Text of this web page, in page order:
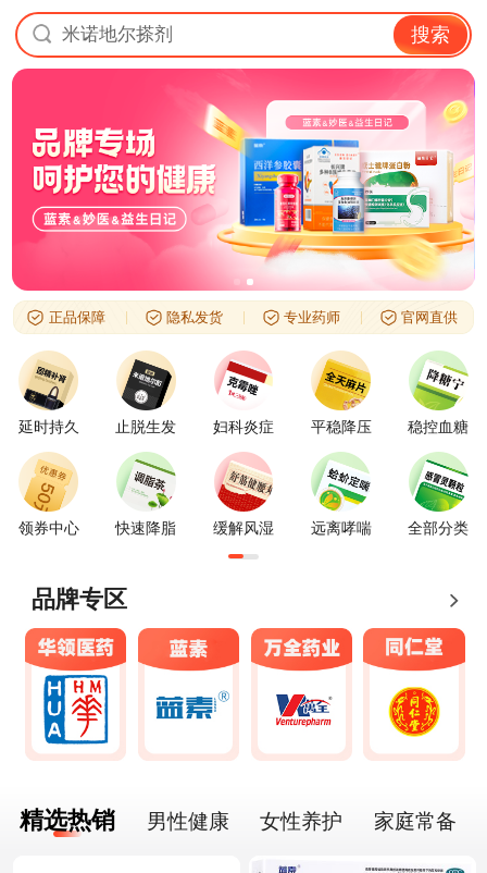
米诺地尔搽剂 搜索
正品保障 隐私发货 专业药师 官网直供
延时持久 止脱生发 妇科炎症 平稳降压 稳控血糖
领券中心 快速降脂 缓解风湿 远离哮喘 全部分类
品牌专区
精选热销 男性健康 女性养护 家庭常备